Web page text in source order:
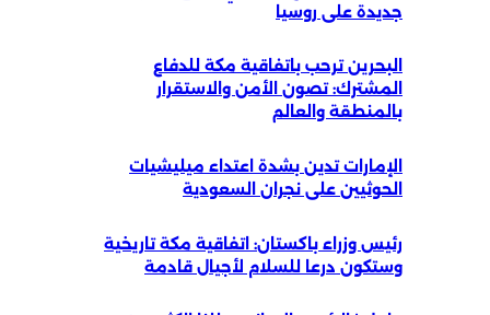
جديدة على روسيا
البحرين ترحب باتفاقية مكة للدفاع
المشترك: تصون الأمن والاستقرار
بالمنطقة والعالم
الإمارات تدين بشدة اعتداء ميليشيات
الحوثيين على نجران السعودية
رئيس وزراء باكستان: اتفاقية مكة تاريخية
وستكون درعا للسلام لأجيال قادمة